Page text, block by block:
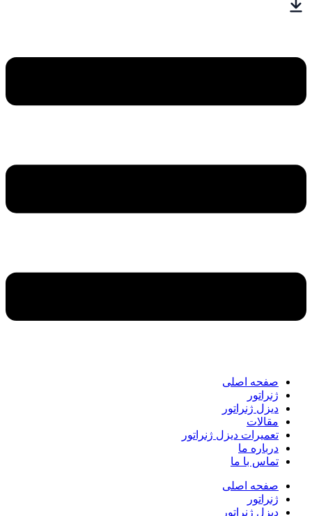
صفحه اصلی
ژنراتور
دیزل ژنراتور
مقالات
تعمیرات دیزل ژنراتور
درباره ما
تماس با ما
صفحه اصلی
ژنراتور
دیزل ژنراتور